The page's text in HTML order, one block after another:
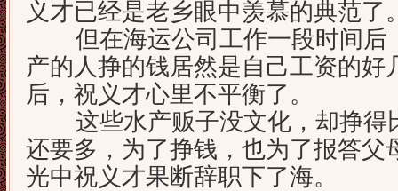
义才已经是老乡眼中羡慕的典范了
但在海运公司工作一段时间后
产的人挣的钱居然是自己工资的好
后，祝义才心里不平衡了。
这些水产贩子没文化，却挣得
还要多，为了挣钱，也为了报答父
光中祝义才果断辞职下了海。